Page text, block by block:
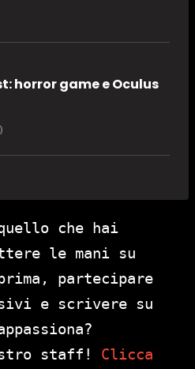
horror game e Oculus
che hai
le mani su
partecipare
e scrivere su
staff! Clicca